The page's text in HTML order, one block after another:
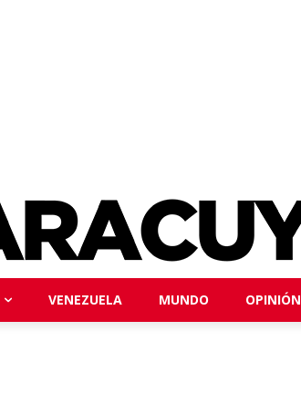
VENEZUELA MUNDO OPINIÓN